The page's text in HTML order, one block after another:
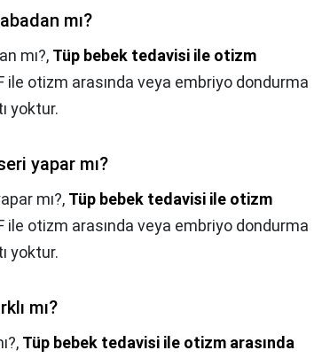
mı?
mı?, Tüp bebek tedavisi ile otizm
ile otizm arasında veya embriyo dondurma
yoktur.
yapar mı?
mı?, Tüp bebek tedavisi ile otizm
ile otizm arasında veya embriyo dondurma
yoktur.
mı?
Tüp bebek tedavisi ile otizm arasında